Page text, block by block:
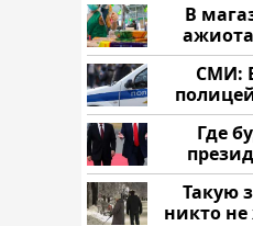
В
СМИ:
Где
Такую
никто не